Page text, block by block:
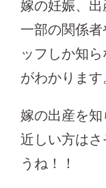
嫁の妊娠、出
一部の関係
ッフしか知
がわかります
嫁の出産を知
近しい方はさ
うね！！